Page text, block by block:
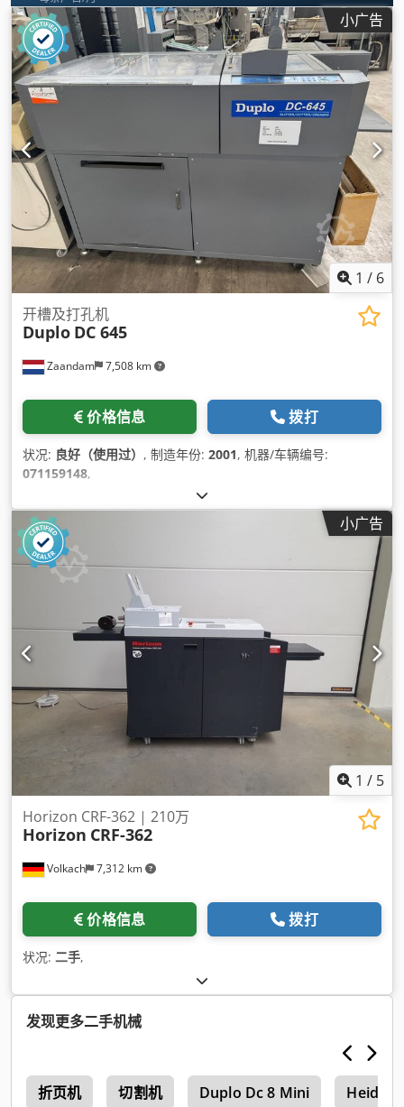
小广告
1 / 6
Zaandam 7,508 km
开槽及打孔机
Duplo DC 645
价格信息 拨打
状况: 良好（使用过） , 制造年份: 2001, 机器/车辆编号:
071159148,
小广告
1 / 5
Volkach 7,312 km
Horizon CRF-362 | 210万
Horizon CRF-362
价格信息 拨打
状况: 二手,
发现更多二手机械
折页机 切割机 Duplo Dc 8 Mini